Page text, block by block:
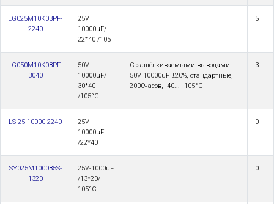
LG025M10K0BPF-
2240
25V
10000uF/
22*40 /105
5
LG050M10K0BPF-
3040
50V
10000uF/
30*40
/105°C
С защёлкиваемыми выводами
50V 10000uF ±20%, стандартные,
2000часов, -40...+105°С
3
LS-25-10000-2240
25V
10000uF
/22*40
0
SY025M1000B5S-
1320
25V-1000uF
/13*20/
105°С
0